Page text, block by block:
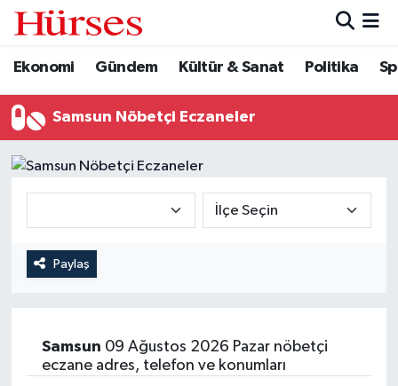
Ekonomi Gündem Kültür & Sanat Politika
Samsun Nöbetçi Eczaneler
Paylaş
Samsun 09 Ağustos 2026 Pazar nöbetçi
eczane adres, telefon ve konumları
Ekonomi
Gündem
Kültür & Sanat
Spor
Hava Durumu
Trafik Durumu
Süper Lig Puan Durumu ve Fikstür
Son Dakika Haberleri